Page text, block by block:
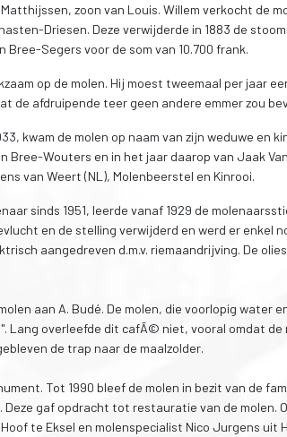
zoon van Louis. Willem verkocht de
Driesen. Deze verwijderde in 1883 de
Bree-Segers voor de som van 10.700 frank.
op de molen. Hij moest tweemaal per jaar
de afdruipende teer geen andere emmer zou
kwam de molen op naam van zijn weduwe en
Bree-Wouters en in het jaar daarop van Jaak
van Weert (NL), Molenbeerstel en Kinrooi.
sinds 1951, leerde vanaf 1929 de
en de stelling verwijderd en werd er enkel
aangedreven d.m.v. riemaandrijving. De
aan A. Budé. De molen, die voorlopig water
Lang overleefde dit cafÃ© niet, vooral omdat
de trap naar de maalzolder.
Tot 1990 bleef de molen in bezit van de
gaf opdracht tot restauratie van de molen.
te Eksel en molenspecialist Nico Jurgens uit